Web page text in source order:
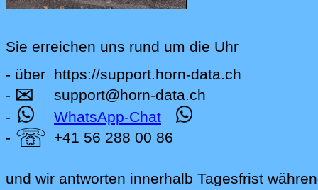
Sie erreichen uns rund um die Uhr
- über https://support.horn-data.ch
- ✉ support.beitraege
@horn-data.ch
-
WhatsApp-Chat
- ☏ +41 56 288 00 86
und wir antworten innerhalb Tagesfrist